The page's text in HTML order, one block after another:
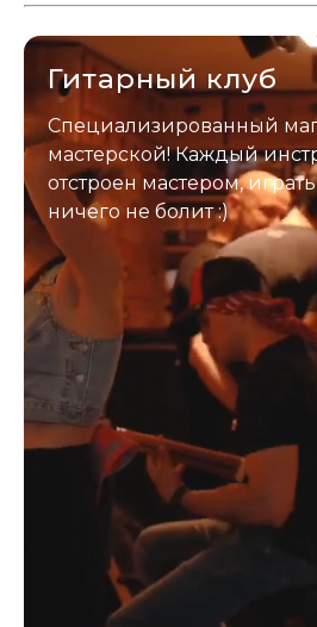
Гитарный клуб
Специализированный
мастерской! Каждый
отстроен мастером,
ничего не болит :)